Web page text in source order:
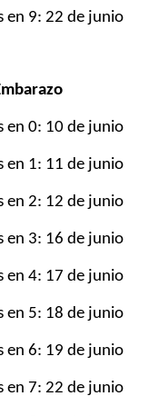
en 9: 22 de junio
en 0: 10 de junio
en 1: 11 de junio
en 2: 12 de junio
en 3: 16 de junio
en 4: 17 de junio
en 5: 18 de junio
en 6: 19 de junio
en 7: 22 de junio